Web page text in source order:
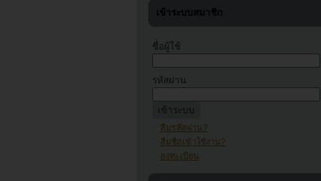
เข้าระบบสมาชิก
ชื่อผู้ใช้
รหัสผ่าน
ลืมรหัสผ่าน?
ลืมชื่อเข้าใช้งาน?
ลงทะเบียน